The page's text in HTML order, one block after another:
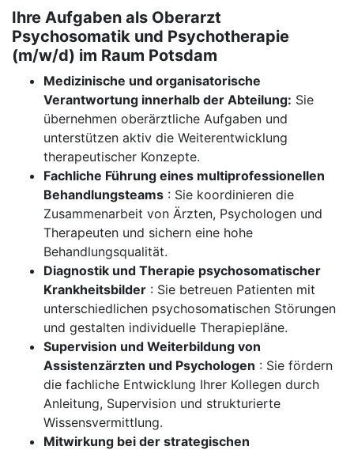
Ihre Aufgaben als Oberarzt
Psychosomatik und Psychotherapie
(m/w/d) im Raum Potsdam
Medizinische und organisatorische
Verantwortung innerhalb der Abteilung: Sie
übernehmen oberärztliche Aufgaben und
unterstützen aktiv die Weiterentwicklung
therapeutischer Konzepte.
Fachliche Führung eines multiprofessionellen
Behandlungsteams : Sie koordinieren die
Zusammenarbeit von Ärzten, Psychologen und
Therapeuten und sichern eine hohe
Behandlungsqualität.
Diagnostik und Therapie psychosomatischer
Krankheitsbilder : Sie betreuen Patienten mit
unterschiedlichen psychosomatischen Störungen
und gestalten individuelle Therapiepläne.
Supervision und Weiterbildung von
Assistenzärzten und Psychologen : Sie fördern
die fachliche Entwicklung Ihrer Kollegen durch
Anleitung, Supervision und strukturierte
Wissensvermittlung.
Mitwirkung bei der strategischen